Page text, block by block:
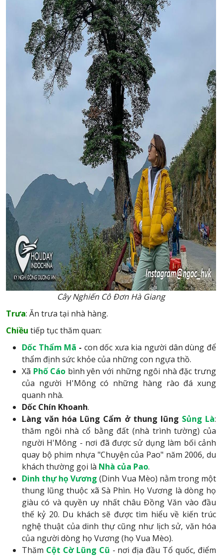
Cây Nghiến Cô Đơn Hà Giang
Trưa: Ăn trưa tại nhà hàng.
Chiều tiếp tục thăm quan:
Dốc Thẩm Mã - con dốc xưa kia người dân dùng để
thẩm định sức khỏe của những con ngựa thồ.
Xã Phố Cáo bình yên với những ngôi nhà đặc trưng
của người H'Mông có những hàng rào đá xung
quanh nhà.
Dốc Chín Khoanh.
Làng văn hóa Lũng Cẩm ở thung lũng Sủng Là:
thăm ngôi nhà cổ bằng đất (nhà trình tường) của
người H'Mông - nơi đã được sử dụng làm bối cảnh
quay bộ phim nhựa "Chuyện của Pao" năm 2006, du
khách thường gọi là Nhà của Pao.
Dinh thự họ Vương (Dinh Vua Mèo) nằm trong một
thung lũng thuộc xã Sà Phìn. Họ Vương là dòng họ
giàu có và quyền uy nhất châu Đồng Văn vào đầu
thế kỷ 20. Du khách sẽ được tìm hiểu về kiến trúc
nghệ thuật của dinh thự cũng như lịch sử, văn hóa
của người dòng họ Vương (họ Vua Mèo).
Thăm Cột Cờ Lũng Cũ - nơi địa đầu Tổ quốc, điểm